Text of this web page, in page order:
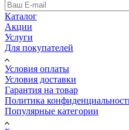
Каталог
Акции
Услуги
Для покупателей
Условия оплаты
Условия доставки
Гарантия на товар
Политика
Популярные категории